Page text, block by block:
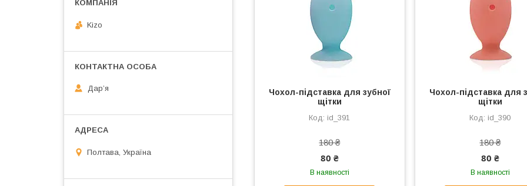
Чохол-підставка для зубної
щітки
id_391
180 ₴
80 ₴
В наявності
Чохол-підставка для
щітки
id_390
180 ₴
80 ₴
В наявності
Kizo
Дарʼя
Полтава, Україна